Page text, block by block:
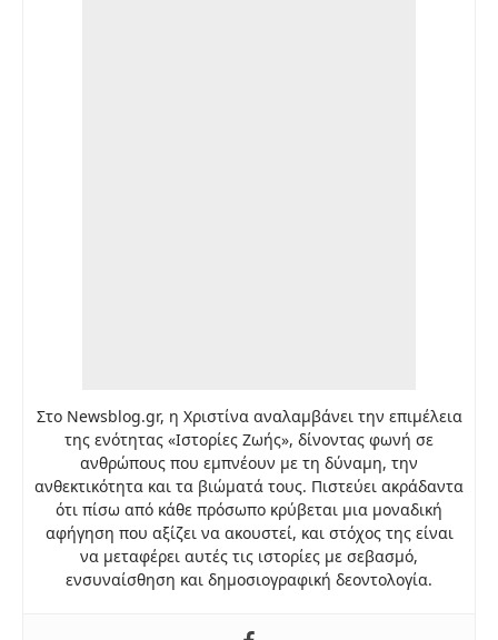
Στο Newsblog.gr, η Χριστίνα αναλαμβάνει την επιμέλεια
της ενότητας «Ιστορίες Ζωής», δίνοντας φωνή σε
ανθρώπους που εμπνέουν με τη δύναμη, την
ανθεκτικότητα και τα βιώματά τους. Πιστεύει ακράδαντα
ότι πίσω από κάθε πρόσωπο κρύβεται μια μοναδική
αφήγηση που αξίζει να ακουστεί, και στόχος της είναι
να μεταφέρει αυτές τις ιστορίες με σεβασμό,
ενσυναίσθηση και δημοσιογραφική δεοντολογία.